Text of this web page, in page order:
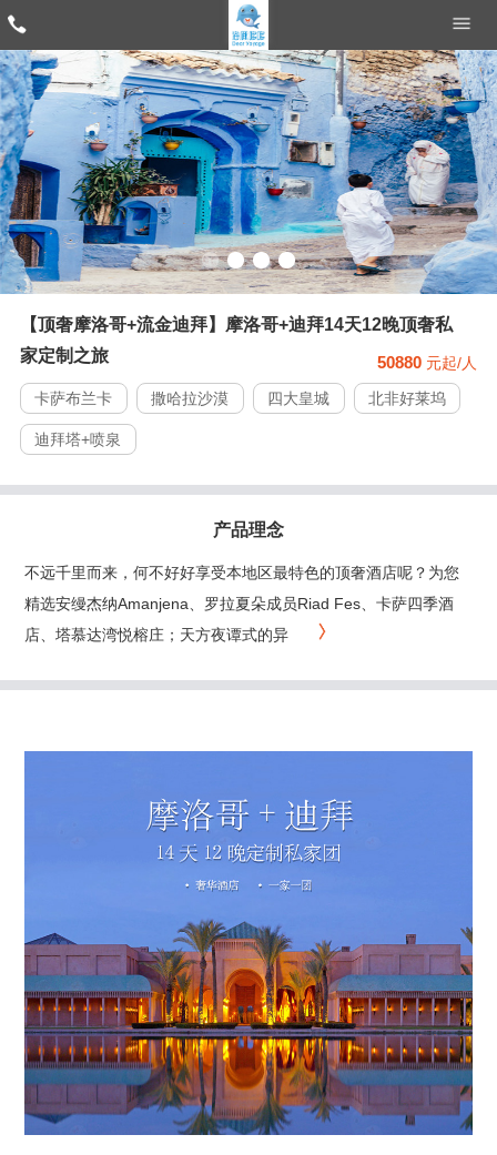
【顶奢摩洛哥+流金迪拜】摩洛哥+迪拜14天12晚顶奢私
家定制之旅
50880 元起/人
卡萨布兰卡
撒哈拉沙漠 四大皇城 北非好莱坞
迪拜塔+喷泉
产品理念
不远千里而来，何不好好享受本地区最特色的顶奢酒店呢？为您
精选安缦杰纳Amanjena、罗拉夏朵成员Riad Fes、卡萨四季酒
店、塔慕达湾悦榕庄；天方夜谭式的异